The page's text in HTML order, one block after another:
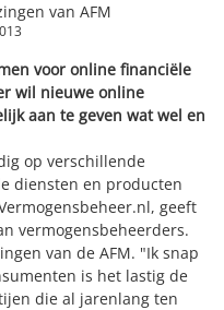
van AFM
voor online financiële
wil nieuwe online
aan te geven wat wel en
op verschillende
diensten en producten
geeft
vermogensbeheerders.
van de AFM. "Ik snap
is het lastig de
die al jarenlang ten